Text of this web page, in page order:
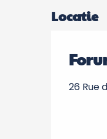
Locatie
26 Rue